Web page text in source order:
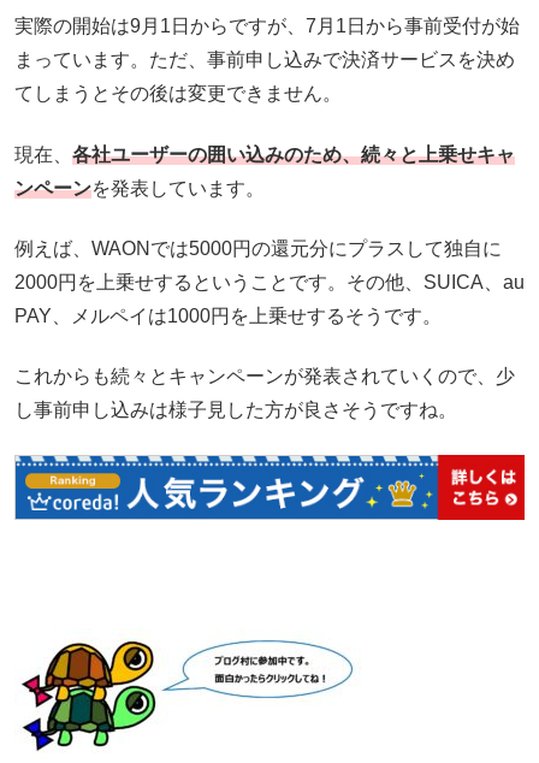
実際の開始は9月1日からですが、7月1日から事前受付が始
まっています。ただ、事前申し込みで決済サービスを決め
てしまうとその後は変更できません。
現在、 各社ユーザーの囲い込みのため、続々と上乗せキャ
ンペーンを発表しています。
例えば、WAONでは5000円の還元分にプラスして独自に
2000円を上乗せするということです。その他、SUICA、au
PAY、メルペイは1000円を上乗せするそうです。
これからも続々とキャンペーンが発表されていくので、少
し事前申し込みは様子見した方が良さそうですね。